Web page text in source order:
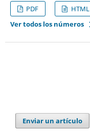
PDF
HTML
Ver todos los números
Enviar un artículo